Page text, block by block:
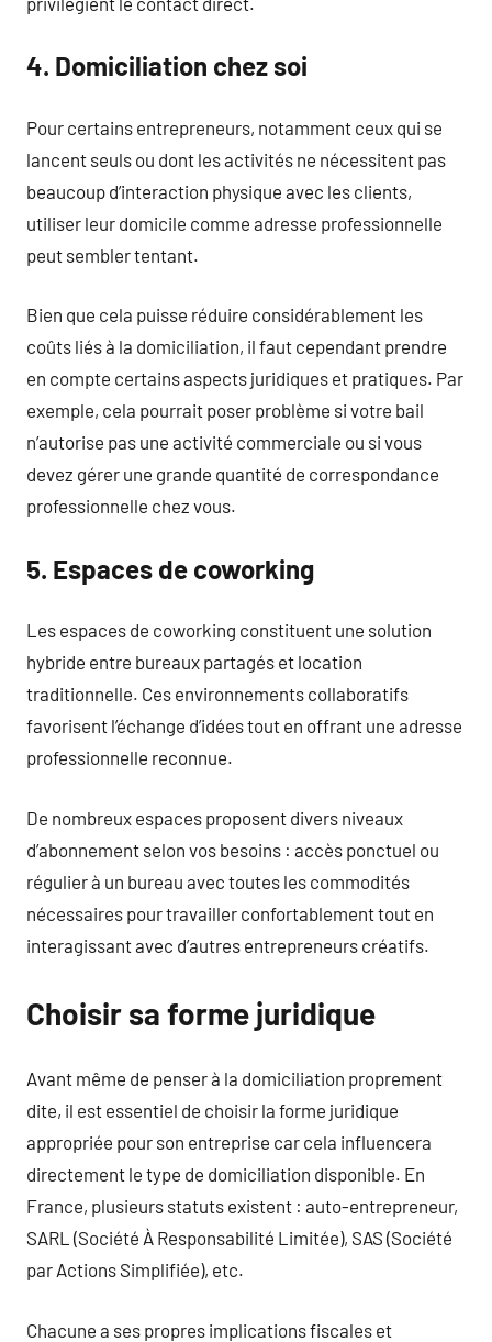
4. Domiciliation chez soi
Pour certains entrepreneurs, notamment ceux qui se
lancent seuls ou dont les activités ne nécessitent pas
beaucoup d’interaction physique avec les clients,
utiliser leur domicile comme adresse professionnelle
peut sembler tentant.
Bien que cela puisse réduire considérablement les
coûts liés à la domiciliation, il faut cependant prendre
en compte certains aspects juridiques et pratiques. Par
exemple, cela pourrait poser problème si votre bail
n’autorise pas une activité commerciale ou si vous
devez gérer une grande quantité de correspondance
professionnelle chez vous.
5. Espaces de coworking
Les espaces de coworking constituent une solution
hybride entre bureaux partagés et location
traditionnelle. Ces environnements collaboratifs
favorisent l’échange d’idées tout en offrant une adresse
professionnelle reconnue.
De nombreux espaces proposent divers niveaux
d’abonnement selon vos besoins : accès ponctuel ou
régulier à un bureau avec toutes les commodités
nécessaires pour travailler confortablement tout en
interagissant avec d’autres entrepreneurs créatifs.
Choisir sa forme juridique
Avant même de penser à la domiciliation proprement
dite, il est essentiel de choisir la forme juridique
appropriée pour son entreprise car cela influencera
directement le type de domiciliation disponible. En
France, plusieurs statuts existent : auto-entrepreneur,
SARL (Société À Responsabilité Limitée), SAS (Société
par Actions Simplifiée), etc.
Chacune a ses propres implications fiscales et